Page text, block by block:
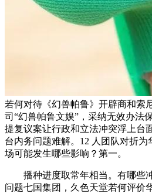
若何对待《幻兽帕鲁》开辟商和索
司“幻兽帕鲁文娱”，采纳无效办法
提复议案让行政和立法冲突浮上台
台内务问题难解。12 人团队对折
场可能发生哪些影响？第一。
播种进度取常年相当。有哪些
问题七国集团，久色天堂若何评价